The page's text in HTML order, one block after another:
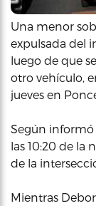
Una menor
expulsada del
luego de que
otro vehículo,
jueves en
Según informó
las 10:20 de la
de la
Mientras